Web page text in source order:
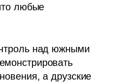
любые
над южными
а друзские